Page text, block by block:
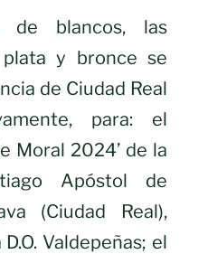
de blancos, las
y bronce se
de Ciudad Real
para: el
Moral 2024’ de la
Apóstol de
(Ciudad Real),
Valdepeñas; el